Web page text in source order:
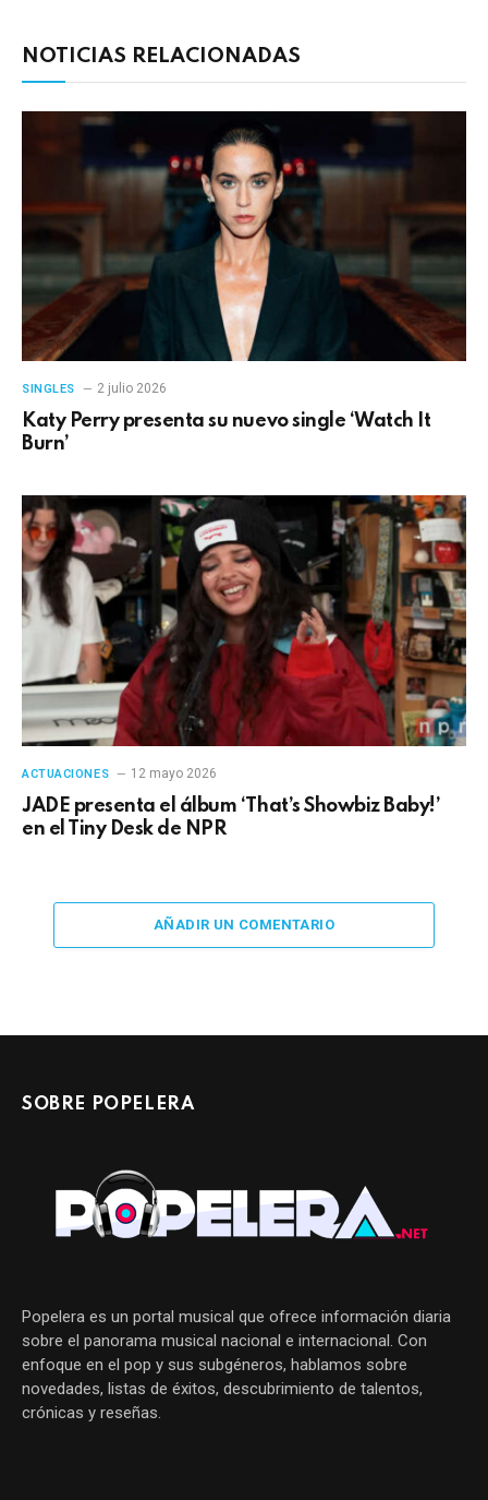
NOTICIAS RELACIONADAS
SINGLES 2 julio 2026
Katy Perry presenta su nuevo single ‘Watch It
Burn’
ACTUACIONES 12 mayo 2026
JADE presenta el álbum ‘That’s Showbiz Baby!’
en el Tiny Desk de NPR
AÑADIR UN COMENTARIO
SOBRE POPELERA
Popelera es un portal musical que ofrece información diaria
sobre el panorama musical nacional e internacional. Con
enfoque en el pop y sus subgéneros, hablamos sobre
novedades, listas de éxitos, descubrimiento de talentos,
crónicas y reseñas.